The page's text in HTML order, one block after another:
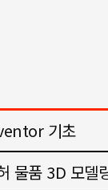
기초
물품 3D 모델